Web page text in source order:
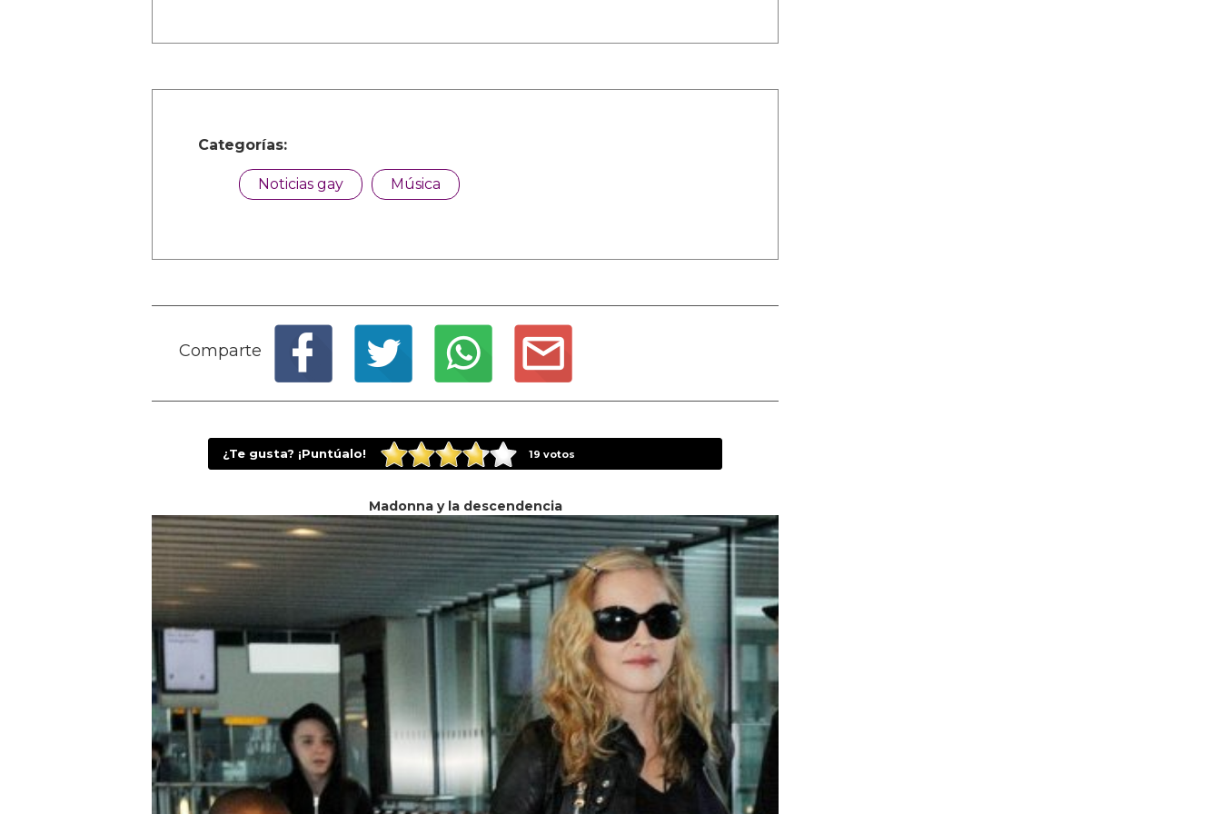
Categorías:
Noticias gay Música
Comparte
¿Te gusta? ¡Puntúalo! 19 votos
Madonna y la descendencia